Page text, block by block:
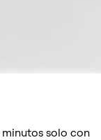
solo con